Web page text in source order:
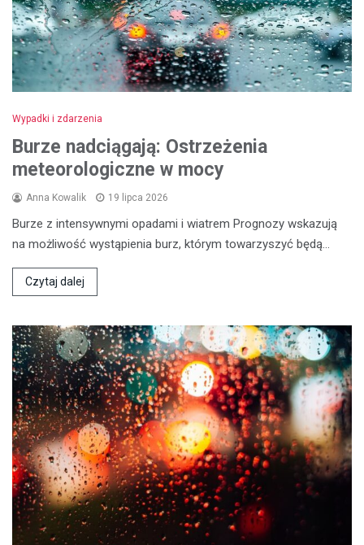
Wypadki i zdarzenia
Burze nadciągają: Ostrzeżenia
meteorologiczne w mocy
Anna Kowalik 19 lipca 2026
Burze z intensywnymi opadami i wiatrem Prognozy wskazują
na możliwość wystąpienia burz, którym towarzyszyć będą…
Czytaj dalej